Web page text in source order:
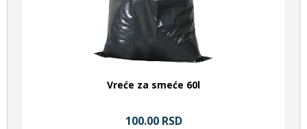
Vreće za smeće 60l
100.00 RSD